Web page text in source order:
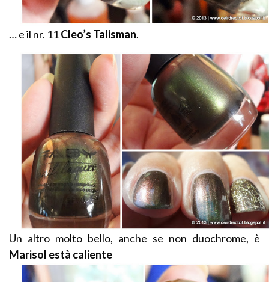
… e il nr. 11Cleo’s Talisman.
Un altro molto bello, anche se non duochrome, è
Marisol està caliente